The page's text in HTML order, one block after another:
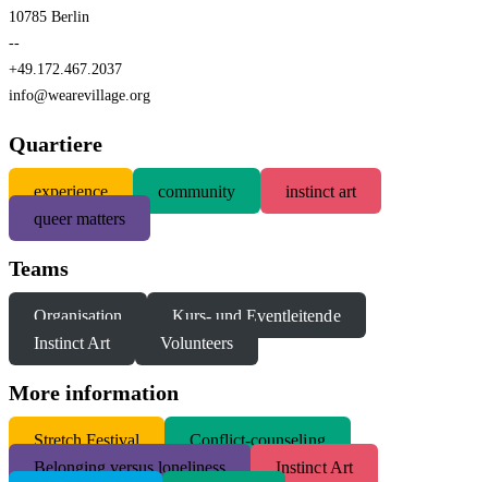
10785 Berlin
--
+49.172.467.2037
info@wearevillage.org
Quartiere
experience community
instinct art
queer matters
Teams
Organisation
Kurs- und Eventleitende
Instinct Art
Volunteers
More information
Stretch Festival
Conflict-counseling
Belonging versus loneliness
Instinct Art